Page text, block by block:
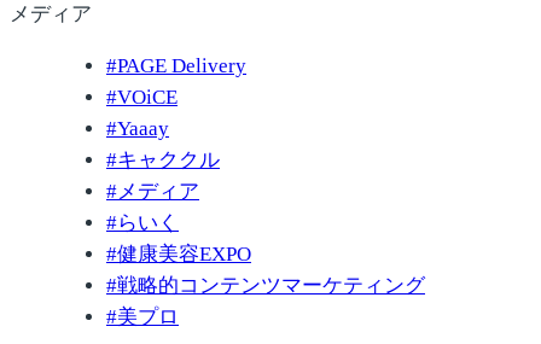
メディア
#PAGE Delivery
#VOiCE
#Yaaay
#キャククル
# メディア
#らいく
#健康美容EXPO
#戦略的コンテンツマーケティング
#美プロ